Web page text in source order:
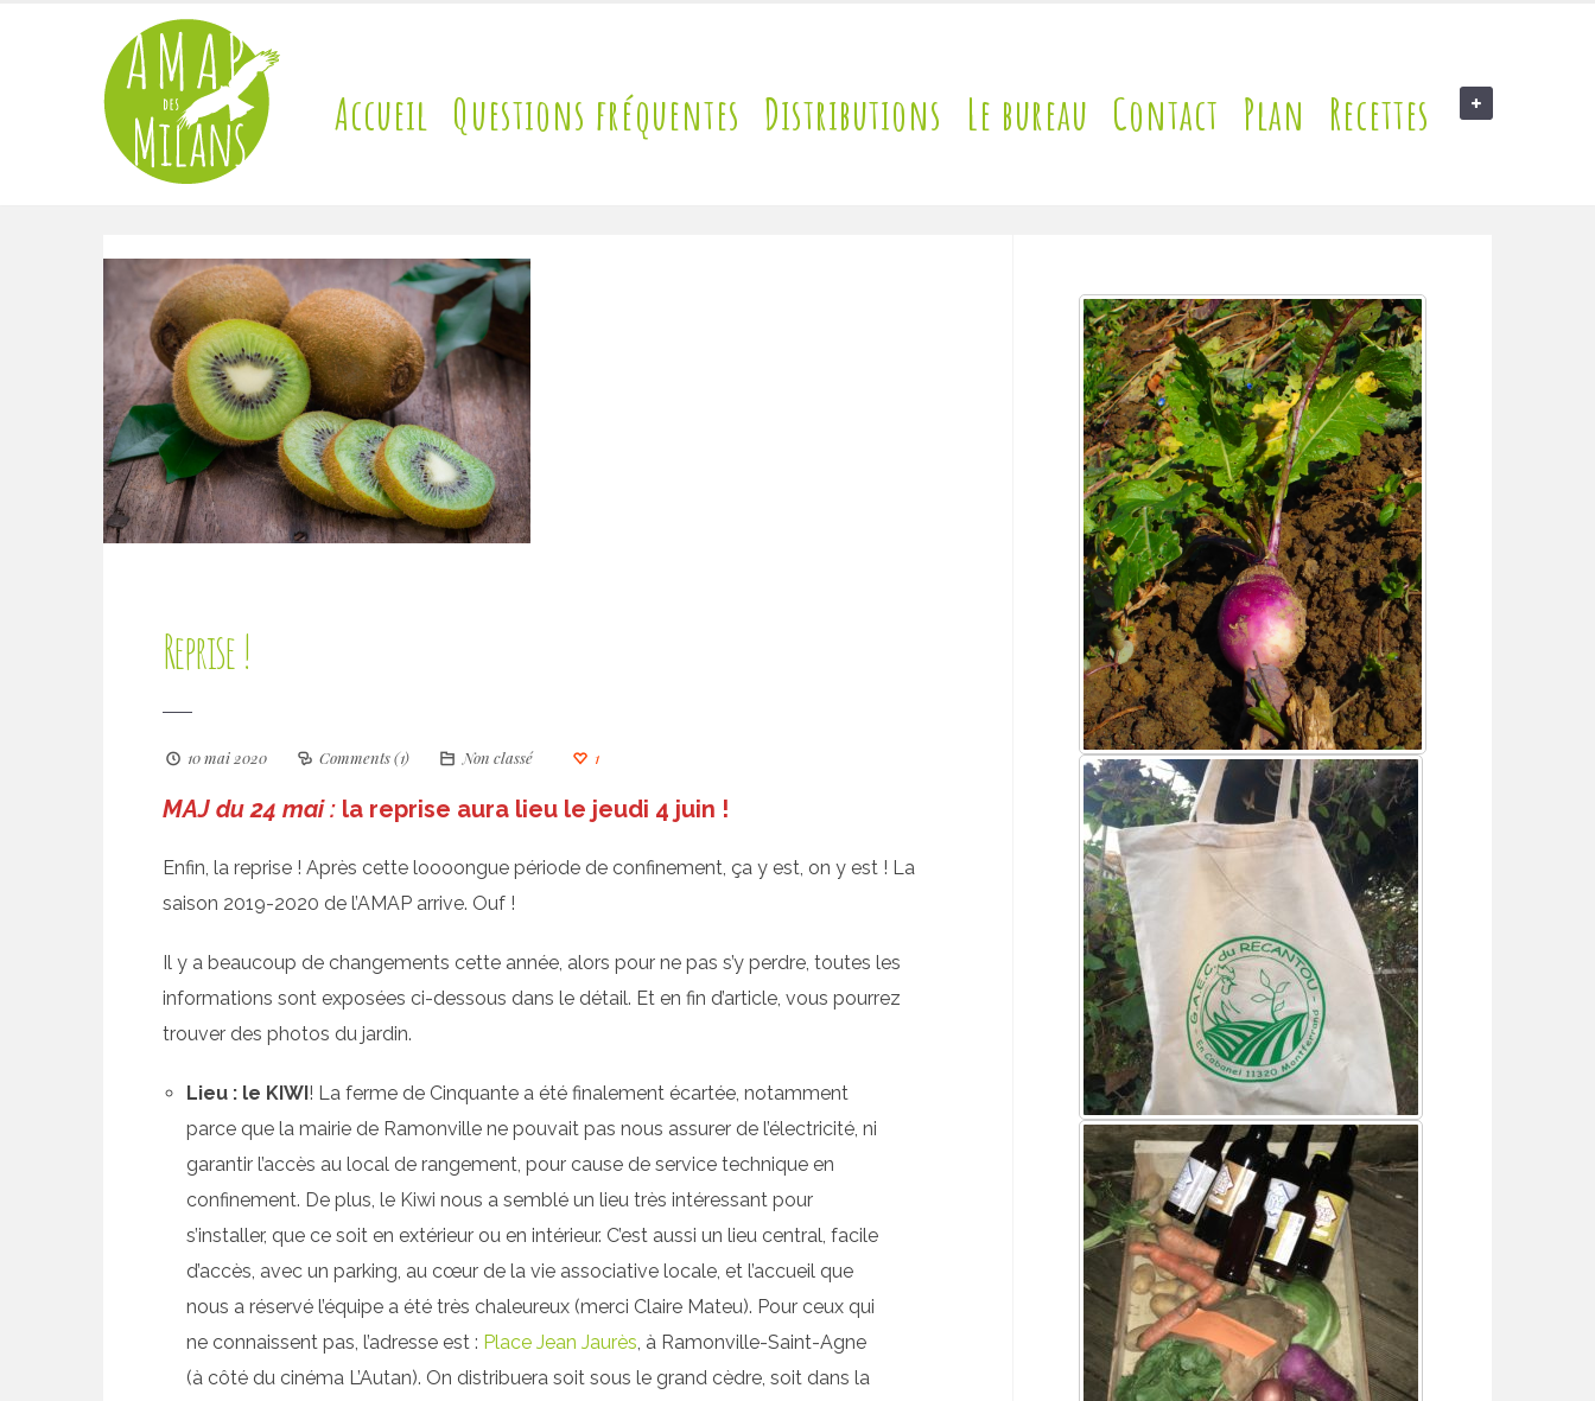
contact@amap-des-milans.fr
Accueil Questions fréquentes Distributions Le bureau Contact Plan Recettes
Reprise !
10 mai 2020 Comments (1) Non classé 1
MAJ du 24 mai : la reprise aura lieu le jeudi 4 juin !
Enfin, la reprise ! Après cette loooongue période de confinement, ça y est, on y est ! La
saison 2019-2020 de l’AMAP arrive. Ouf !
Il y a beaucoup de changements cette année, alors pour ne pas s’y perdre, toutes les
informations sont exposées ci-dessous dans le détail. Et en fin d’article, vous pourrez
trouver des photos du jardin.
Lieu : le KIWI ! La ferme de Cinquante a été finalement écartée, notamment
parce que la mairie de Ramonville ne pouvait pas nous assurer de l’électricité, ni
garantir l’accès au local de rangement, pour cause de service technique en
confinement. De plus, le Kiwi nous a semblé un lieu très intéressant pour
s’installer, que ce soit en extérieur ou en intérieur. C’est aussi un lieu central, facile
d’accès, avec un parking, au cœur de la vie associative locale, et l’accueil que
nous a réservé l’équipe a été très chaleureux (merci Claire Mateu). Pour ceux qui
ne connaissent pas, l’adresse est : Place Jean Jaurès, à Ramonville-Saint-Agne
(à côté du cinéma L’Autan). On distribuera soit sous le grand cèdre, soit dans la